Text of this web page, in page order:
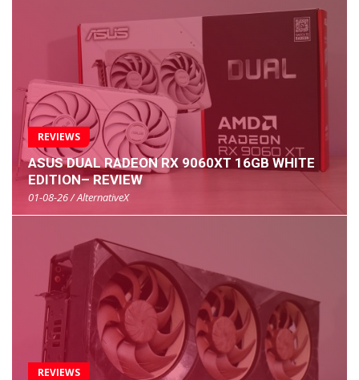
REVIEWS
ASUS DUAL RADEON RX 9060XT 16GB WHITE
EDITION– REVIEW
01-08-26 / AlternativeX
REVIEWS